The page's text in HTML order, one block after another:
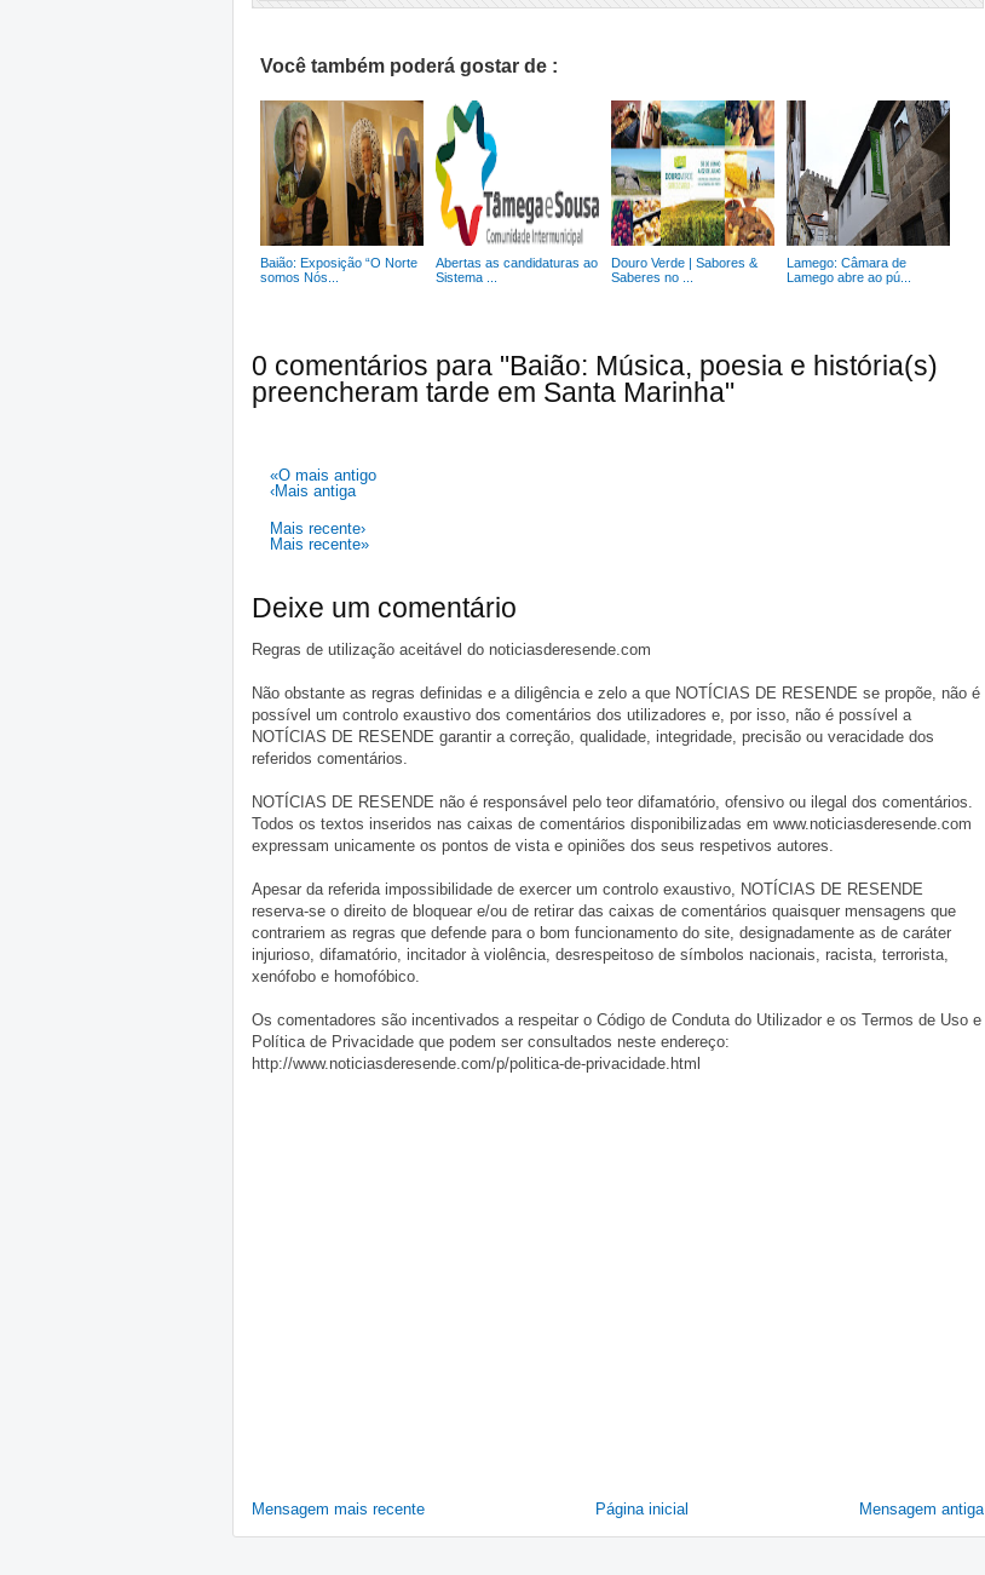
Você também poderá gostar de :
Baião: Exposição “O Norte
somos Nós...
Abertas as candidaturas ao
Sistema ...
Douro Verde | Sabores &
Saberes no ...
Lamego: Câmara de
Lamego abre ao pú...
0 comentários para "Baião: Música, poesia e história(s)
preencheram tarde em Santa Marinha"
«O mais antigo
‹Mais antiga
Mais recente›
Mais recente»
Deixe um comentário
Regras de utilização aceitável do noticiasderesende.com
Não obstante as regras definidas e a diligência e zelo a que NOTÍCIAS DE RESENDE se propõe, não é
possível um controlo exaustivo dos comentários dos utilizadores e, por isso, não é possível a
NOTÍCIAS DE RESENDE garantir a correção, qualidade, integridade, precisão ou veracidade dos
referidos comentários.
NOTÍCIAS DE RESENDE não é responsável pelo teor difamatório, ofensivo ou ilegal dos comentários.
Todos os textos inseridos nas caixas de comentários disponibilizadas em www.noticiasderesende.com
expressam unicamente os pontos de vista e opiniões dos seus respetivos autores.
Apesar da referida impossibilidade de exercer um controlo exaustivo, NOTÍCIAS DE RESENDE
reserva-se o direito de bloquear e/ou de retirar das caixas de comentários quaisquer mensagens que
contrariem as regras que defende para o bom funcionamento do site, designadamente as de caráter
injurioso, difamatório, incitador à violência, desrespeitoso de símbolos nacionais, racista, terrorista,
xenófobo e homofóbico.
Os comentadores são incentivados a respeitar o Código de Conduta do Utilizador e os Termos de Uso e
Política de Privacidade que podem ser consultados neste endereço:
http://www.noticiasderesende.com/p/politica-de-privacidade.html
Mensagem mais recente Mensagem antiga
Página inicial